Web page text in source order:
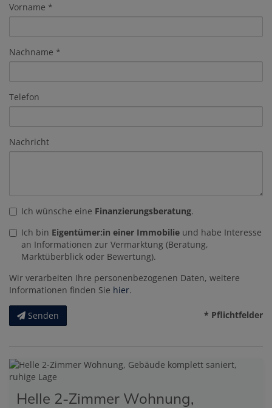
Vorname
Nachname
Telefon
Nachricht
Ich wünsche eine Finanzierungsberatung.
Ich bin Eigentümer:in einer Immobilie und habe Interesse
an Informationen zur Vermarktung (Beratung,
Marktüberblick oder Bewertung).
Wir verarbeiten Ihre personenbezogenen Daten, weitere
Informationen finden Sie hier.
Senden * Pflichtfelder
Helle 2-Zimmer Wohnung,